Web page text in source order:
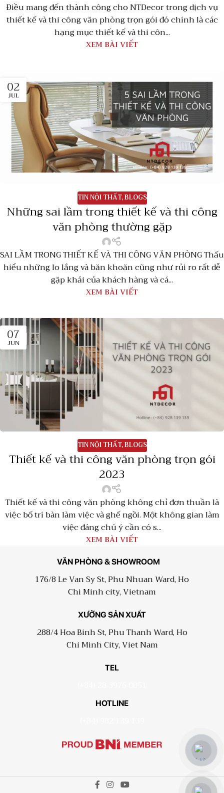
Điều mang đến thành công cho NTDecor trong dịch vụ
thiết kế và thi công văn phòng trọn gói đó chính là các
hạng mục thiết kế và thi côn...
XEM BÀI VIẾT
02
JUL
TIN NỘI THẤT,BLOGS
Những sai lầm trong thiết kế và thi công
văn phòng thường gặp
SAI LẦM TRONG THIẾT KẾ VÀ THI CÔNG VĂN PHÒNG Thấu
hiểu những lo lắng và băn khoăn cũng như rủi ro rất dễ
gặp khải của khách hàng và cá...
XEM BÀI VIẾT
07
JUN
TIN NỘI THẤT,BLOGS
Thiết kế và thi công văn phòng trọn gói
2023
Thiết kế và thi công văn phòng không chỉ đơn thuần là
việc bố trí bàn làm việc và ghế ngồi. Một không gian làm
việc đáng chú ý cần có s...
XEM BÀI VIẾT
VĂN PHÒNG & SHOWROOM
176/8 Le Van Sy St, Phu Nhuan Ward, Ho
Chi Minh city, Vietnam
XƯỞNG SẢN XUẤT
288/4 Hoa Binh St, Phu Thanh Ward, Ho
Chi Minh City, Viet Nam
TEL
HOTLINE